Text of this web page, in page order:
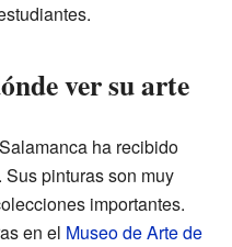
ver su arte
ha recibido
pinturas son muy
importantes.
en el Museo de Arte de